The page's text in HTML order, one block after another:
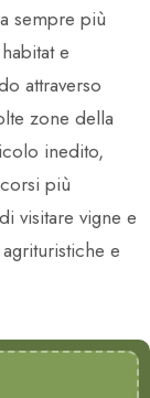
sempre più
e
attraverso
zone della
inedito,
più
visitare vigne e
e